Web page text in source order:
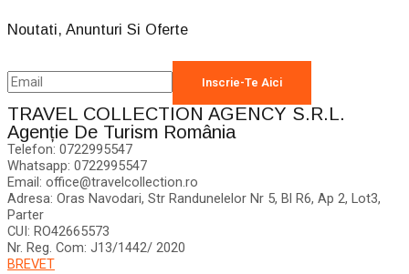
Noutati, Anunturi Si Oferte
TRAVEL COLLECTION AGENCY S.R.L.
Agenție De Turism România
Telefon: 0722995547
Whatsapp: 0722995547
Email: office@travelcollection.ro
Adresa: Oras Navodari, Str Randunelelor Nr 5, Bl R6, Ap 2, Lot3,
Parter
CUI: RO42665573
Nr. Reg. Com: J13/1442/ 2020
BREVET